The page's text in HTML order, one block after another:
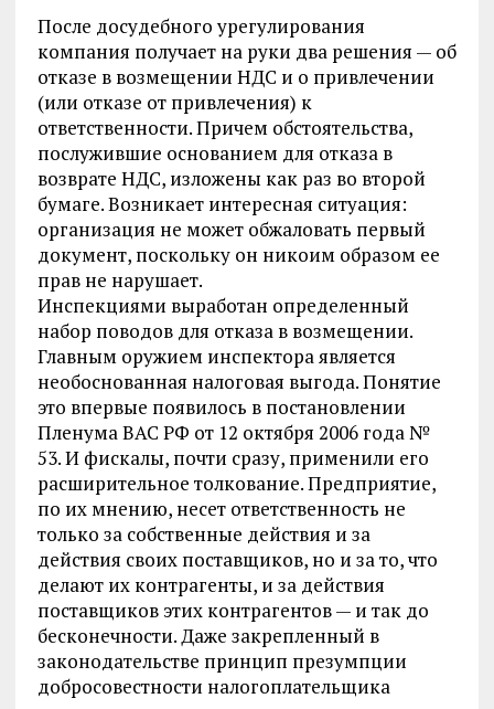
После досудебного урегулирования
компания получает на руки два решения — об
отказе в возмещении НДС и о привлечении
(или отказе от привлечения) к
ответственности. Причем обстоятельства,
послужившие основанием для отказа в
возврате НДС, изложены как раз во второй
бумаге. Возникает интересная ситуация:
организация не может обжаловать первый
документ, поскольку он никоим образом ее
прав не нарушает.
Инспекциями выработан определенный
набор поводов для отказа в возмещении.
Главным оружием инспектора является
необоснованная налоговая выгода. Понятие
это впервые появилось в постановлении
Пленума ВАС РФ от 12 октября 2006 года №
53. И фискалы, почти сразу, применили его
расширительное толкование. Предприятие,
по их мнению, несет ответственность не
только за собственные действия и за
действия своих поставщиков, но и за то, что
делают их контрагенты, и за действия
поставщиков этих контрагентов — и так до
бесконечности. Даже закрепленный в
законодательстве принцип презумпции
добросовестности налогоплательщика